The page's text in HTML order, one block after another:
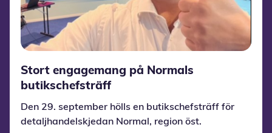
Stort engagemang på Normals
butikschefsträff
Den 29. september hölls en butikschefsträff för
detaljhandelskjedan Normal, region öst.